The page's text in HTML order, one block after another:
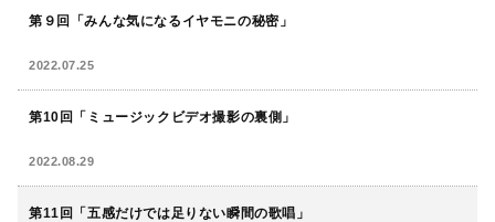
第９回「みんな気になるイヤモニの秘密」
2022.07.25
第10回「ミュージックビデオ撮影の裏側」
2022.08.29
第11回「五感だけでは足りない瞬間の歌唱」